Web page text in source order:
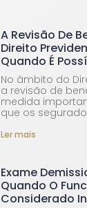
A Revisão De
Direito
Quando É
No âmbito do
a revisão de
medida
que os
Ler mais
Exame
Quando O
Considerado